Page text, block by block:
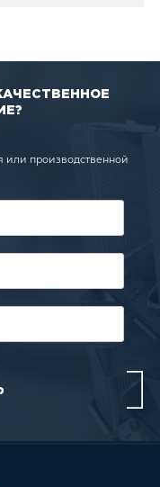
или производственной